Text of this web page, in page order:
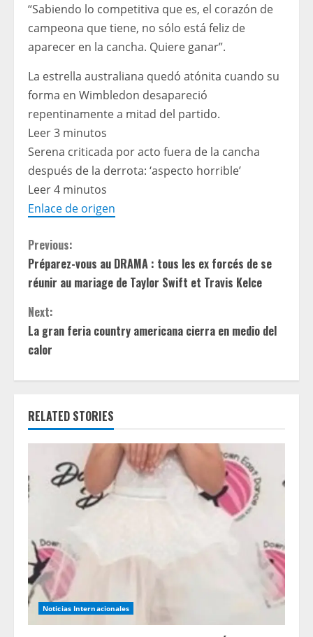
“Sabiendo lo competitiva que es, el corazón de
campeona que tiene, no sólo está feliz de
aparecer en la cancha. Quiere ganar”.
La estrella australiana quedó atónita cuando su
forma en Wimbledon desapareció
repentinamente a mitad del partido.
Leer 3 minutos
Serena criticada por acto fuera de la cancha
después de la derrota: ‘aspecto horrible’
Leer 4 minutos
Enlace de origen
C
o
n
t
u
R
a
d
i
Previous:
Préparez-vous au DRAMA : tous les ex forcés de se
réunir au mariage de Taylor Swift et Travis Kelce
Next:
La gran feria country americana cierra en medio del
calor
RELATED STORIES
Noticias Internacionales